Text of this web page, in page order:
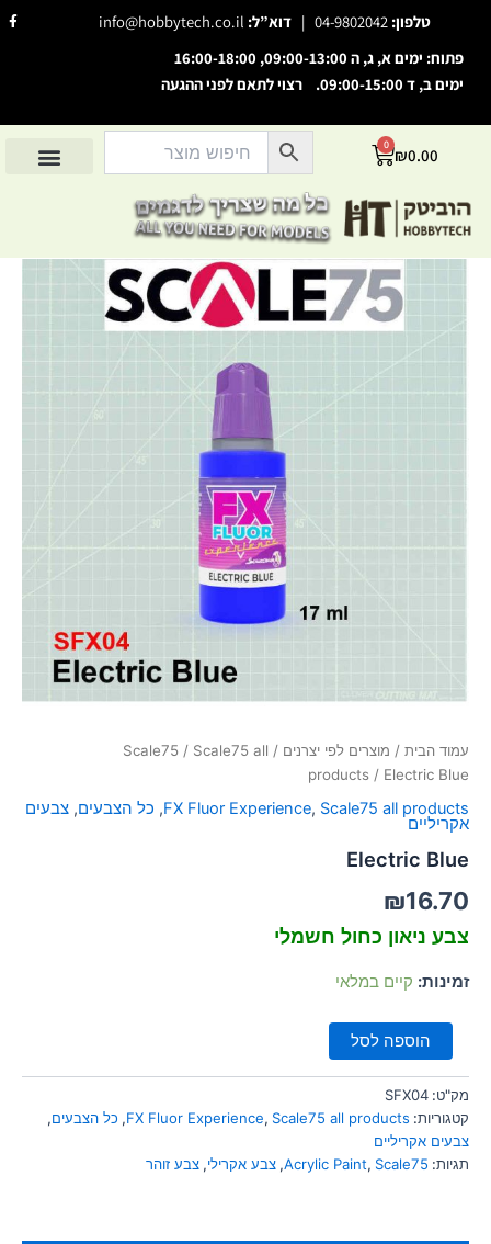
visibility_off השבת את ההבזקים
סמן כותרות
צבע רקע
zoom_out זום (הקטנה)
זום (הגדלה)
הקטנת גופן
הגדלת גופן
ניגודיות בהירה
הוסף קו תחתון לקישורים
לאפס
את
האפשרויות
cached
טלפון: 04-9802042
| דוא”ל: info@hobbytech.co.il
F
a
פתוח: ימים א, ג, ה 09:00-13:00, 16:00-18:00
ימים ב, ד 09:00-15:00. רצוי לתאם לפני ההגעה
₪0.00
0
עגלת
עמוד הבית / מוצרים לפי יצרנים /
Scale75 / Scale75 all
products / Electric Blue
FX Fluor Experience, Scale75 all products
, כל הצבעים, צבעים
אקריליים
Electric Blue
₪16.70
צבע ניאון כחול חשמלי
זמינות: קיים במלאי
הוספה לסל
מק"ט: SFX04
קטגוריות:
FX Fluor Experience, Scale75 all products
, כל הצבעים,
צבעים אקריליים
תגיות:
Acrylic Paint, Scale75
, צבע אקרילי, צבע זוהר